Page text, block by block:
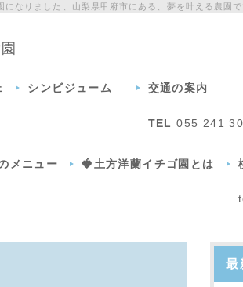
なりました、山梨県甲府市にある、夢を叶える農園で
シンビジューム 交通の案内
TEL 055 241
メニュー 🍓土方洋蘭イチゴ園とは
最